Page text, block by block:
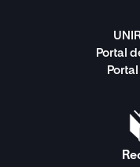
Portal